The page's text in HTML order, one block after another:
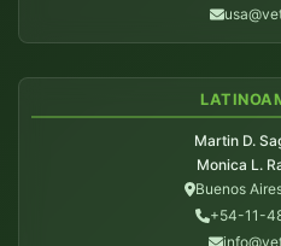
Martin D.
Monica L.
Buenos
+54-11-